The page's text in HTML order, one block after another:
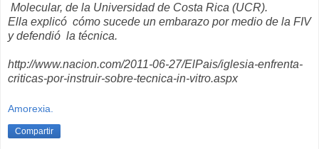
Molecular, de la Universidad de Costa Rica (UCR).
Ella explicó cómo sucede un embarazo por medio de la FIV
y defendió la técnica.
http://www.nacion.com/2011-06-27/ElPais/iglesia-enfrenta-
criticas-por-instruir-sobre-tecnica-in-vitro.aspx
Amorexia.
Compartir